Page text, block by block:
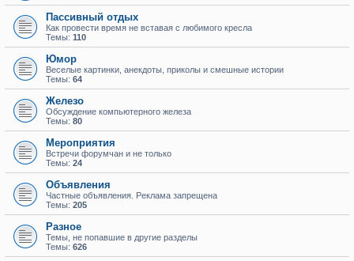
Пассивный отдых
Как провести время не вставая с любимого кресла
Темы: 110
Юмор
Веселые картинки, анекдоты, приколы и смешные истории
Темы: 64
Железо
Обсуждение компьютерного железа
Темы: 80
Мероприятия
Встречи форумчан и не только
Темы: 24
Объявления
Частные объявления. Реклама запрещена
Темы: 205
Разное
Темы, не попавшие в другие разделы
Темы: 626